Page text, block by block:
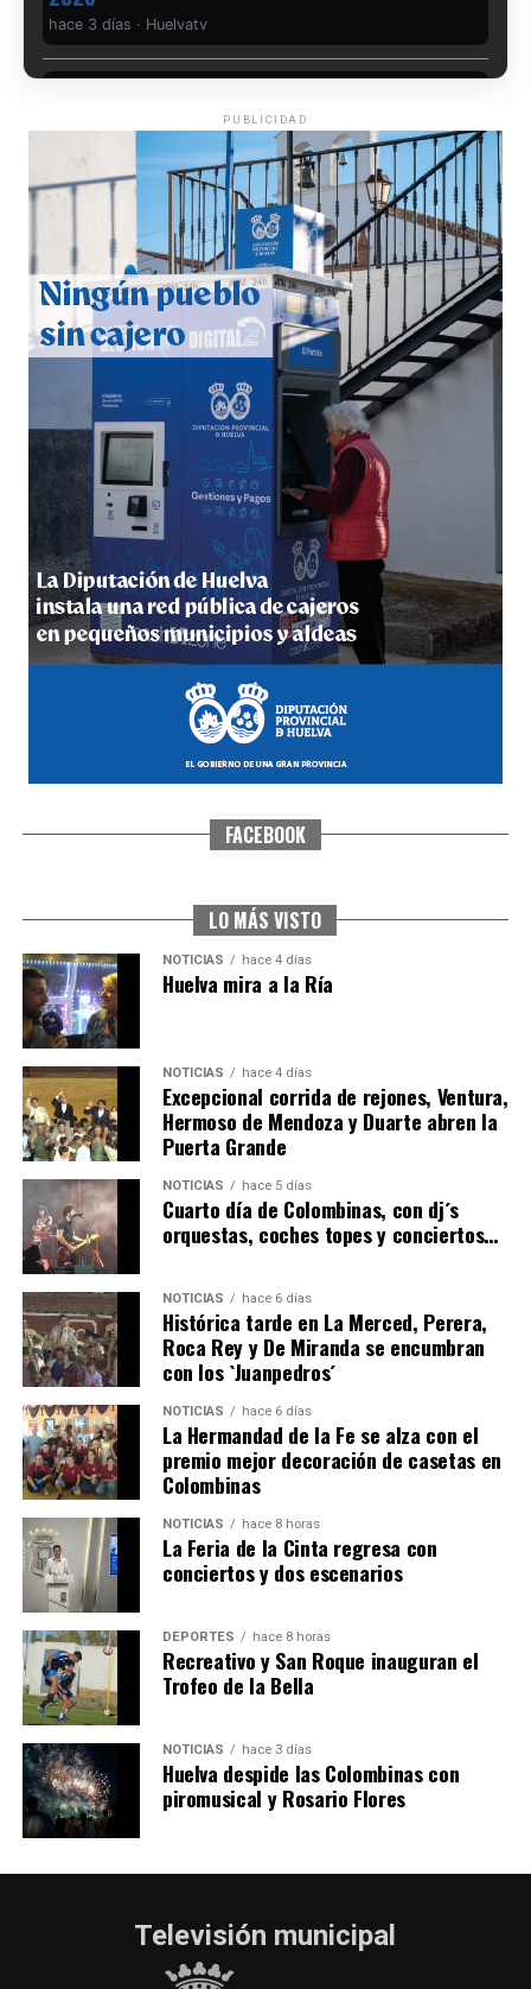
QUINTA CORRIDA DE LAS FIESTAS COLOMBINAS
2026
hace 4 días·Huelvatv
5º DÍA DE LAS FIESTAS COLOMBINAS 2026
hace 4 días·Huelvatv
CUARTA CORRIDA DE LAS FIESTAS COLOMBINAS
4º DÍA DE LAS FIESTAS COLOMBINAS 2026
hace 6 días Huelvatv
SEXTA CORRIDA DE LAS FIESTAS COLOMBINAS
2026
hace 3 días· Huelvatv
PUBLICIDAD
FACEBOOK
LO MÁS VISTO
NOTICIAS hace 4 días
Huelva mira a la Ría
NOTICIAS hace 4 días
Excepcional corrida de rejones, Ventura,
Hermoso de Mendoza y Duarte abren la
Puerta Grande
NOTICIAS hace 5 días
Cuarto día de Colombinas, con dj´s
orquestas, coches topes y conciertos…
NOTICIAS hace 6 días
Histórica tarde en La Merced, Perera,
Roca Rey y De Miranda se encumbran
con los `Juanpedros´
NOTICIAS hace 6 días
La Hermandad de la Fe se alza con el
premio mejor decoración de casetas en
Colombinas
NOTICIAS hace 8 horas
La Feria de la Cinta regresa con
conciertos y dos escenarios
DEPORTES hace 8 horas
Recreativo y San Roque inauguran el
Trofeo de la Bella
NOTICIAS hace 3 días
Huelva despide las Colombinas con
piromusical y Rosario Flores
Televisión municipal